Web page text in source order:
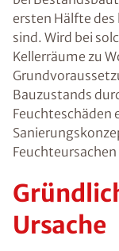
ersten Hälfte
sind. Wird bei
Kellerräume zu
Bauzustands
Feuchteschäden
Ursache